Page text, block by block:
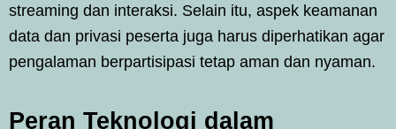
streaming dan interaksi. Selain itu, aspek keamanan
data dan privasi peserta juga harus diperhatikan agar
pengalaman berpartisipasi tetap aman dan nyaman.
Peran Teknologi dalam